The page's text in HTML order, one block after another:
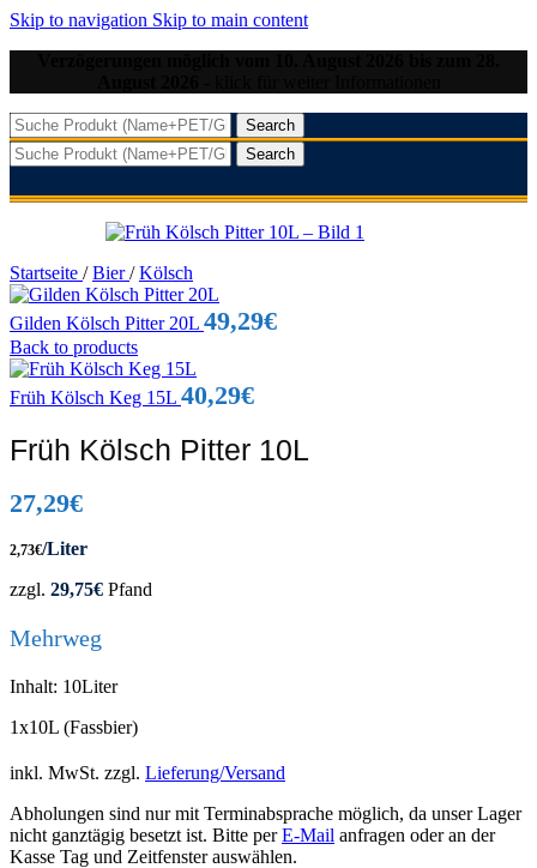
Skip to navigation Skip to main content
Search
Search
Startseite / Bier/ Kölsch
Gilden Kölsch Pitter 20L 49,29€
Back to products
Früh Kölsch Keg 15L 40,29€
Früh Kölsch Pitter 10L
27,29€
2,73€/Liter
zzgl. 29,75€ Pfand
Mehrweg
Inhalt: 10Liter
1x10L (Fassbier)
inkl. MwSt. zzgl. Lieferung/Versand
Abholungen sind nur mit Terminabsprache möglich, da unser Lager
nicht ganztägig besetzt ist. Bitte perE-Mail anfragen oder an der
Kasse Tag und Zeitfenster auswählen.